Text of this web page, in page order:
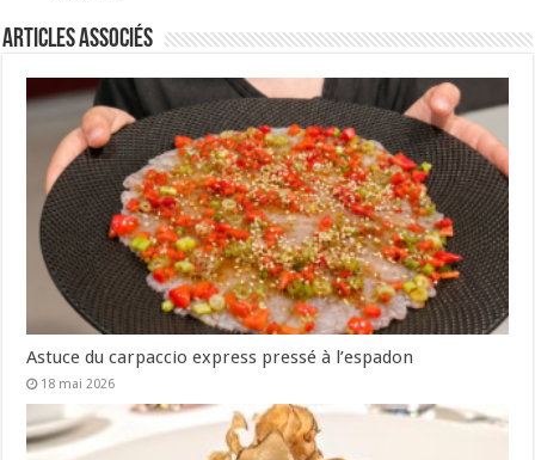
Articles associés
Astuce du carpaccio express pressé à l’espadon
18 mai 2026